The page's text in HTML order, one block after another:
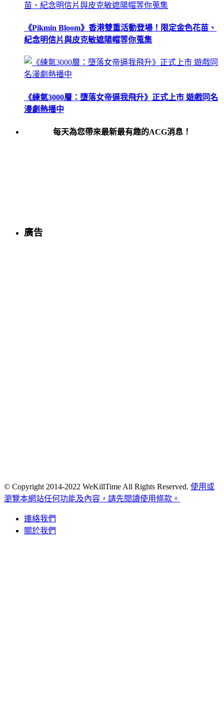
《Pikmin Bloom》香港雙重活動登場！限定金色花苗、
紀念明信片與皮克敏遮陽帽等你蒐集
《練氣3000層：墮落女帝逼我飛升》正式上市 遊戲同名
漫劇熱播中
每天為您帶來最新最有趣的ACG消息！
廣告
© Copyright 2014-2022 WeKillTime All Rights Reserved. 使用或
瀏覽本網站任何功能及內容，請先閱讀使用條款。
連絡我們
關於我們